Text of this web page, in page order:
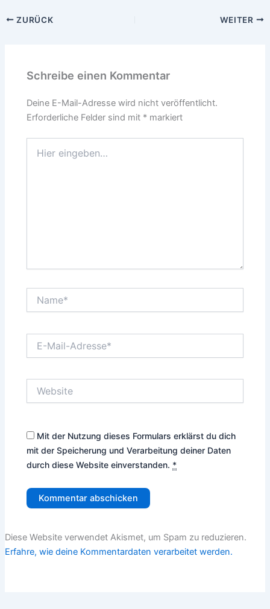
ZURÜCK WEITER
Schreibe einen Kommentar
Deine E-Mail-Adresse wird nicht veröffentlicht.
Erforderliche Felder sind mit * markiert
eingeben…
Mail-
Mit der Nutzung dieses Formulars erklärst du dich
mit der Speicherung und Verarbeitung deiner Daten
durch diese Website einverstanden. *
Diese Website verwendet Akismet, um Spam zu reduzieren.
Erfahre, wie deine Kommentardaten verarbeitet werden.